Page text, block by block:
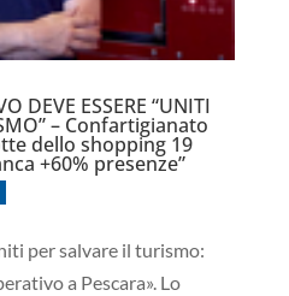
DEVE ESSERE “UNITI
– Confartigianato
dello shopping 19
+60% presenze”
per salvare il turismo:
a Pescara». Lo